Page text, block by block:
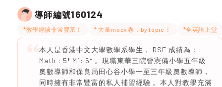
導師編號160124
*教學經驗非常豐富！ * 大量mock 卷，by topic ！ *全英語上堂
本人是香港中文大學數學系學生， DSE 成績為：
Math : 5* M1: 5* 。現職東華三院曾憲備小學五年級
奧數導師和保良局田心谷小學一至三年級奧數導師，
同時擁有非常豐富的私人補習經驗 。本人對教學充滿